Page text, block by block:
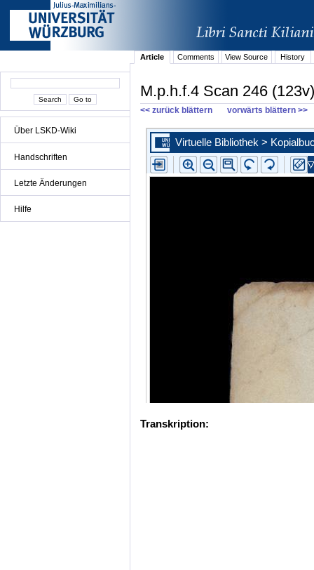
Über LSKD-Wiki
Handschriften
Letzte Änderungen
Hilfe
Article Comments View Source History
M.p.h.f.4 Scan 246 (123v)
<< zurück blättern vorwärts blättern >>
Transkription: